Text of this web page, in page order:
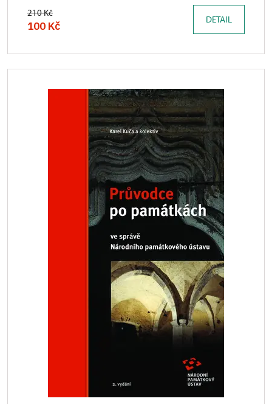
210 Kč
100 Kč DETAIL